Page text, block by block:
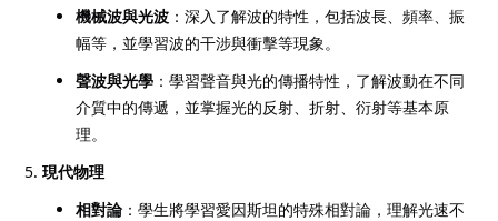
機械波與光波 ：深入了解波的特性，包括波長、頻率、振
幅等，並學習波的干涉與衝擊等現象。
聲波與光學 ：學習聲音與光的傳播特性，了解波動在不同
介質中的傳遞，並掌握光的反射、折射、衍射等基本原
理。
現代物理
相對論 ：學生將學習愛因斯坦的特殊相對論，理解光速不